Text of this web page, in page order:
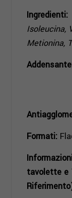
Ingredienti:
Isoleucina,
Metionina,
Formati:
tavolette e